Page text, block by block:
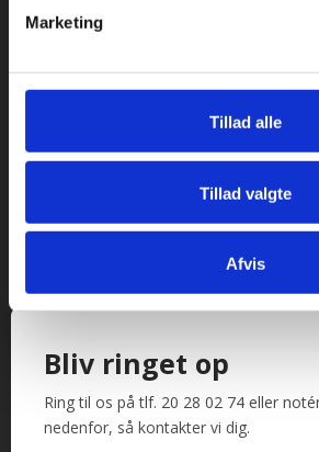
Marketing
Tillad alle
Tillad valgte
Afvis
Adresse og åbningstider
Mandag til torsdag fra 08:00 – 16:30.
Fredag fra 08.00 – 13.30.
Industriopvasker.dk
E-mail:
mail@industriopvasker.dk
Hurtige links
Bliv ringet op
Ring til os på tlf. 20 28 02 74 eller
nedenfor, så kontakter vi dig.